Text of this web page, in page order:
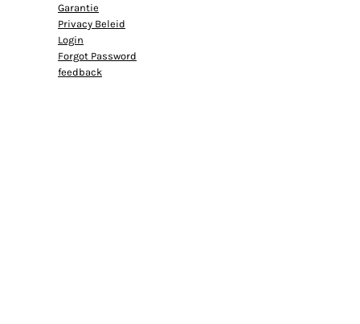
Garantie
Privacy Beleid
Login
Forgot Password
feedback